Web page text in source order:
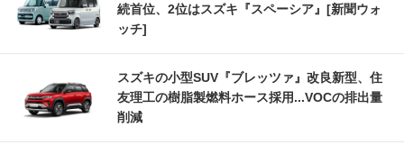
続首位、2位はスズキ『スペーシア』[新聞ウォ
ッチ]
スズキの小型SUV『ブレッツァ』改良新型、住
友理工の樹脂製燃料ホース採用...VOCの排出量
削減